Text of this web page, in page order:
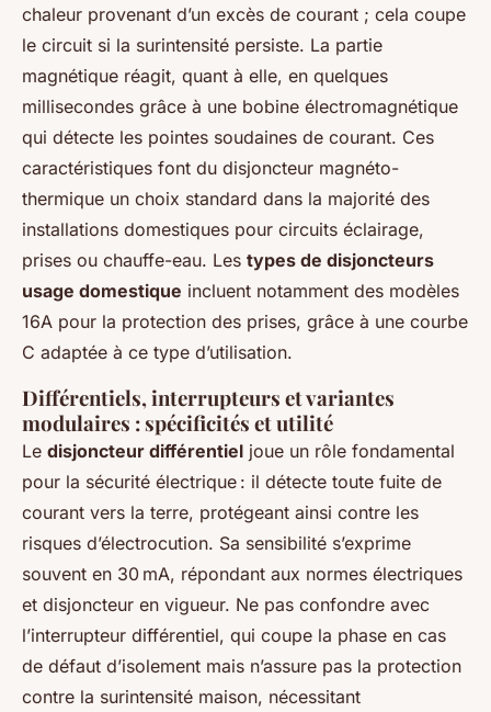
chaleur provenant d’un excès de courant ; cela coupe
le circuit si la surintensité persiste. La partie
magnétique réagit, quant à elle, en quelques
millisecondes grâce à une bobine électromagnétique
qui détecte les pointes soudaines de courant. Ces
caractéristiques font du disjoncteur magnéto-
thermique un choix standard dans la majorité des
installations domestiques pour circuits éclairage,
prises ou chauffe-eau. Les types de disjoncteurs
usage domestique incluent notamment des modèles
16A pour la protection des prises, grâce à une courbe
C adaptée à ce type d’utilisation.
Différentiels, interrupteurs et variantes
modulaires : spécificités et utilité
Le disjoncteur différentiel joue un rôle fondamental
pour la sécurité électrique : il détecte toute fuite de
courant vers la terre, protégeant ainsi contre les
risques d’électrocution. Sa sensibilité s’exprime
souvent en 30 mA, répondant aux normes électriques
et disjoncteur en vigueur. Ne pas confondre avec
l’interrupteur différentiel, qui coupe la phase en cas
de défaut d’isolement mais n’assure pas la protection
contre la surintensité maison, nécessitant